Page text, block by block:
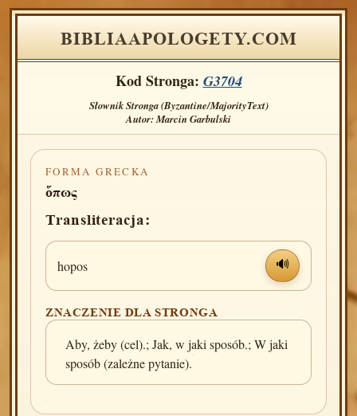
BIBLIAAPOLOGETY.COM
Kod Stronga: G3704
Słownik Stronga (Byzantine/MajorityText)
Autor: Marcin Garbulski
FORMA GRECKA
ὅπως
Transliteracja:
hopos 🔊
ZNACZENIE DLA STRONGA
Aby, żeby (cel).; Jak, w jaki sposób.; W jaki
sposób (zależne pytanie).